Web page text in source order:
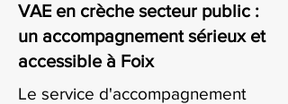
VAE en crèche secteur public :
un accompagnement sérieux et
accessible à Foix
Le service d'accompagnement